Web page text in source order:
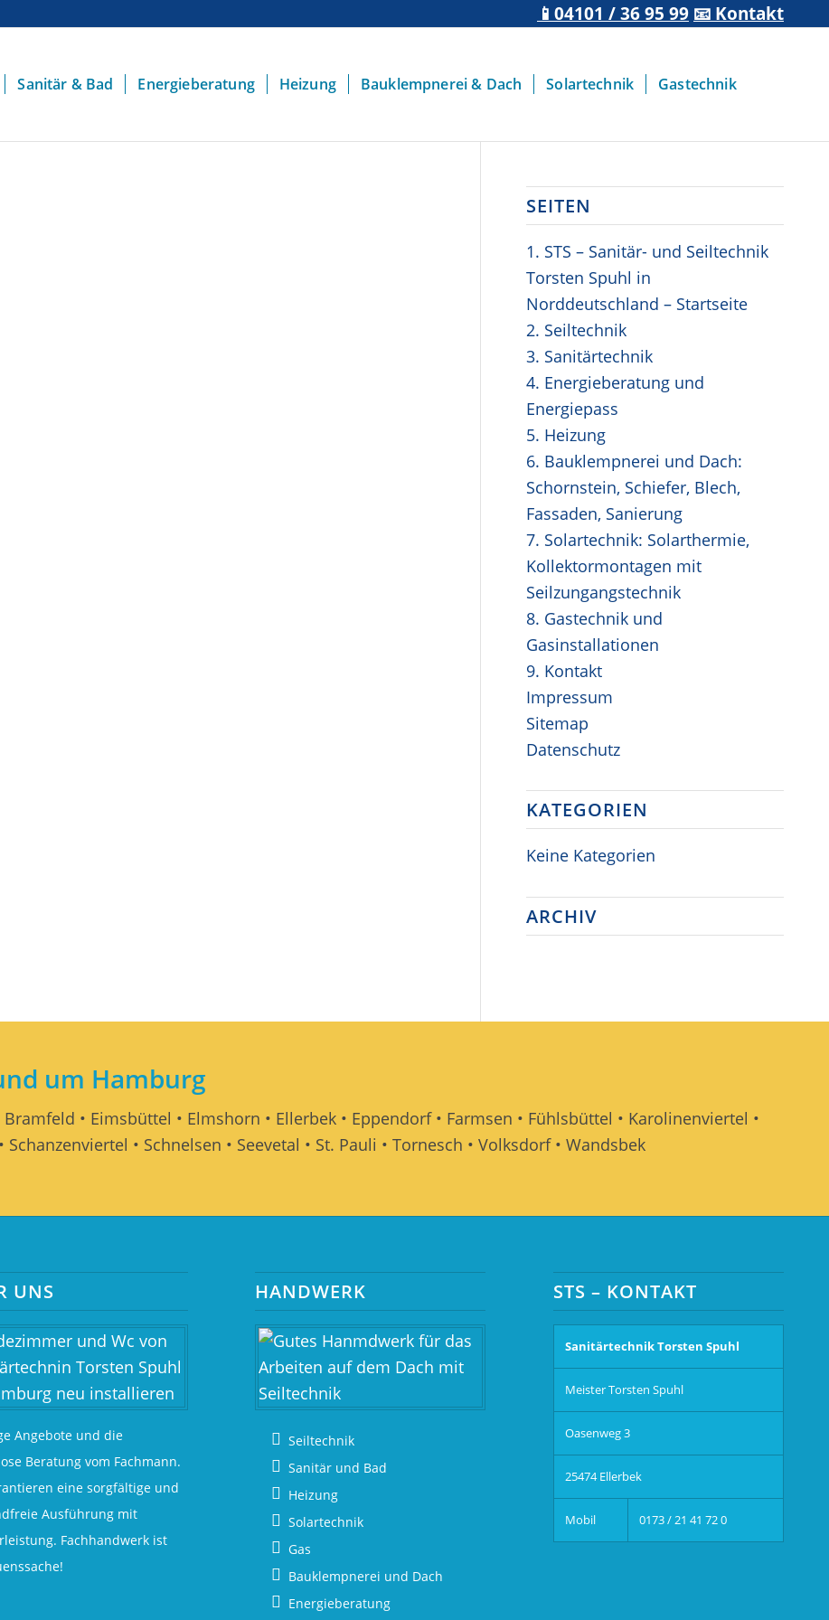
📱04101 / 36 95 99 📧 Kontakt
Sanitär & Bad Energieberatung Heizung Bauklempnerei & Dach Solartechnik Gastechnik
SEITEN
1. STS – Sanitär- und Seiltechnik
Torsten Spuhl in
Norddeutschland – Startseite
2. Seiltechnik
3. Sanitärtechnik
4. Energieberatung und
Energiepass
5. Heizung
6. Bauklempnerei und Dach:
Schornstein, Schiefer, Blech,
Fassaden, Sanierung
7. Solartechnik: Solarthermie,
Kollektormontagen mit
Seilzungangstechnik
8. Gastechnik und
Gasinstallationen
9. Kontakt
Impressum
Sitemap
Datenschutz
KATEGORIEN
Keine Kategorien
ARCHIV
um Hamburg
• Eimsbüttel • Elmshorn • Ellerbek • Eppendorf • Farmsen • Fühlsbüttel • Karolinenviertel •
• Schnelsen • Seevetal • St. Pauli • Tornesch • Volksdorf • Wandsbek
UNS
Angebote und die
Beratung vom Fachmann.
eine sorgfältige und
Ausführung mit
Fachhandwerk ist
HANDWERK
Seiltechnik
Sanitär und Bad
Heizung
Solartechnik
Gas
Bauklempnerei und Dach
Energieberatung
STS – KONTAKT
Sanitärtechnik Torsten Spuhl
Meister Torsten Spuhl
Oasenweg 3
25474 Ellerbek
Mobil 0173 / 21 41 72 0